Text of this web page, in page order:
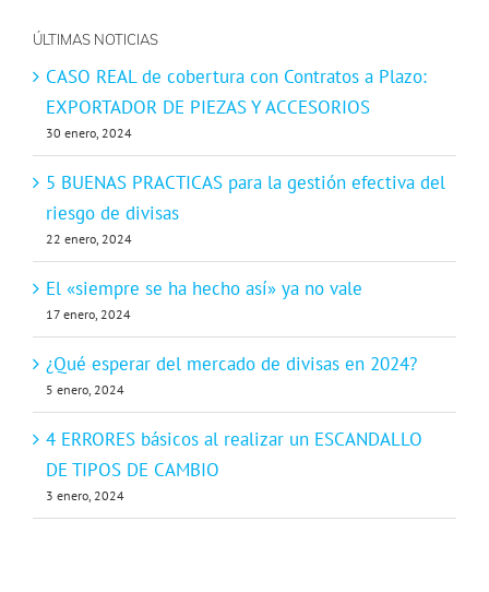
ÚLTIMAS NOTICIAS
CASO REAL de cobertura con Contratos a Plazo:
EXPORTADOR DE PIEZAS Y ACCESORIOS
30 enero, 2024
5 BUENAS PRACTICAS para la gestión efectiva del
riesgo de divisas
22 enero, 2024
El «siempre se ha hecho así» ya no vale
17 enero, 2024
¿Qué esperar del mercado de divisas en 2024?
5 enero, 2024
4 ERRORES básicos al realizar un ESCANDALLO
DE TIPOS DE CAMBIO
3 enero, 2024